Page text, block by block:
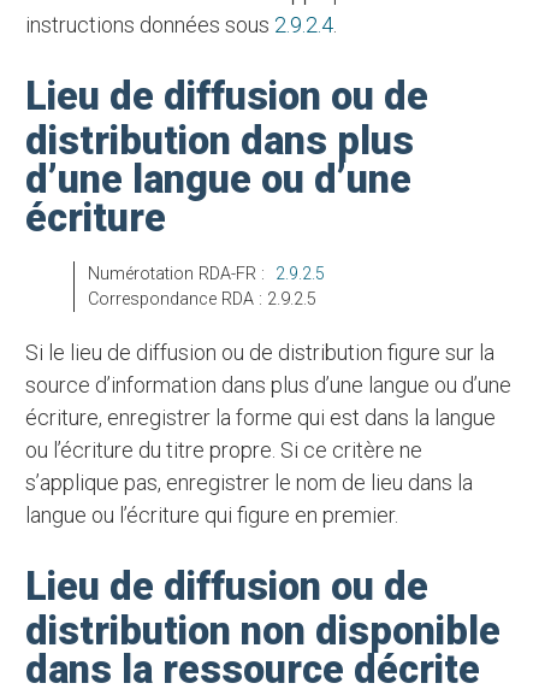
instructions données sous 2.9.2.4
Lieu de diffusion ou de
distribution dans plus
d’une langue ou d’une
écriture
Numérotation RDA-FR : 2.9.2.5
Correspondance RDA : 2.9.2.5
Si le lieu de diffusion ou de distribution figure sur la
source d’information dans plus d’une langue ou d’une
écriture, enregistrer la forme qui est dans la langue
ou l’écriture du titre propre. Si ce critère ne
s’applique pas, enregistrer le nom de lieu dans la
langue ou l’écriture qui figure en premier.
Lieu de diffusion ou de
distribution non disponible
dans la ressource décrite